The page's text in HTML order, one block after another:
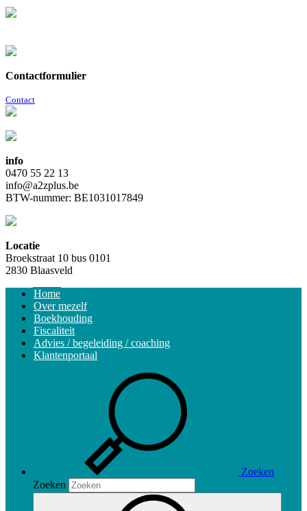
Contactformulier
Contact
info
0470 55 22 13
info@a2zplus.be
BTW-nummer: BE1031017849
Locatie
Broekstraat 10 bus 0101
2830 Blaasveld
Home
Over mezelf
Boekhouding
Fiscaliteit
Advies / begeleiding / coaching
Klantenportaal
Zoeken
Zoeken